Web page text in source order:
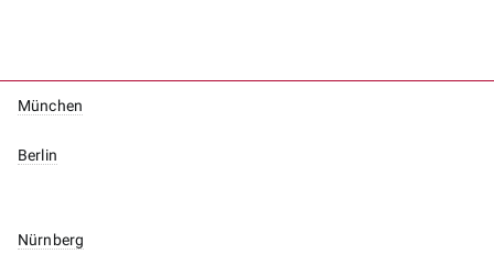
München
Berlin
Nürnberg